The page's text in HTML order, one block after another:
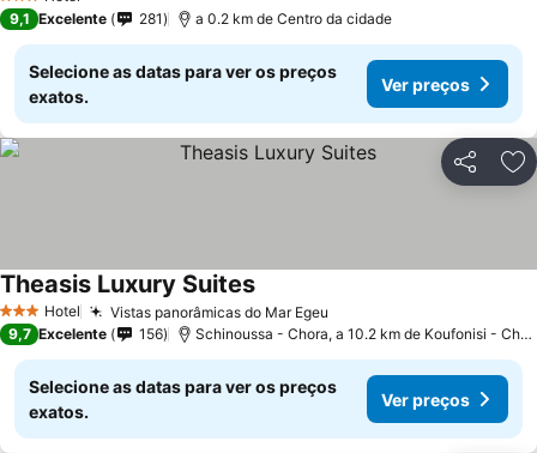
3 Estrelas
9,1 Excelente 281 a 0.2 km de Centro da cidade
Selecione as datas para ver os preços
exatos.
Ver preços
Partilhar
3 EstrelasHotel Vistas panorâmicas do Mar Egeu
Theasis Luxury Suites
9,7 Excelente 156 Schinoussa - Chora, a 10.2 km de Koufonisi - Chora
Selecione as datas para ver os preços
exatos.
Ver preços